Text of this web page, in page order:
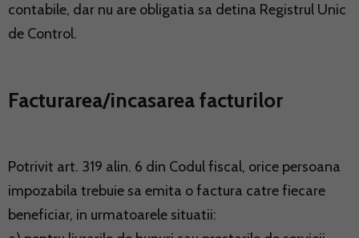
contabile, dar nu are obligatia sa detina Registrul Unic
de Control.
Facturarea/incasarea facturilor
Potrivit art. 319 alin. 6 din Codul fiscal, orice persoana
impozabila trebuie sa emita o factura catre fiecare
beneficiar, in urmatoarele situatii: